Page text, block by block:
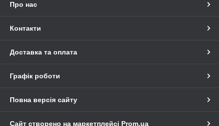
Про нас
Контакти
Доставка та оплата
Графік роботи
Повна версія сайту
Сайт створено на маркетплейсі Prom.ua